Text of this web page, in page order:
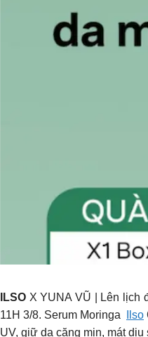
ILSO X YUNA VŨ | Lên lịch
11H 3/8.️ Serum Moringa
Ilso
UV, giữ da căng mịn, mát